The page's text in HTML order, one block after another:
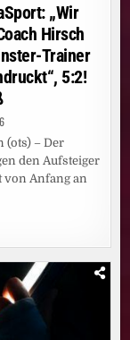
„Wir
Hirsch
Trainer
5:2!
(ots) – Der
den Aufsteiger
von Anfang an